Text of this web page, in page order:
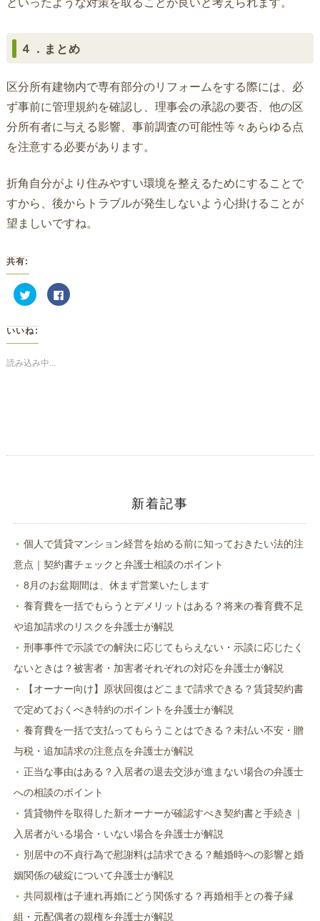
４．まとめ
区分所有建物内で専有部分のリフォームをする際には、必
ず事前に管理規約を確認し、理事会の承認の要否、他の区
分所有者に与える影響、事前調査の可能性等々あらゆる点
を注意する必要があります。
折角自分がより住みやすい環境を整えるためにすることで
すから、後からトラブルが発生しないよう心掛けることが
望ましいですね。
共有:
ク
リ
し
て
Twitter
共
有
開
Facebook
で
し
開
ま
す)
いいね:
読み込み中...
新着記事
個人で賃貸マンション経営を始める前に知っておきたい法的注
意点｜契約書チェックと弁護士相談のポイント
8月のお盆期間は、休まず営業いたします
養育費を一括でもらうとデメリットはある？将来の養育費不足
や追加請求のリスクを弁護士が解説
刑事事件で示談での解決に応じてもらえない・示談に応じたく
ないときは？被害者・加害者それぞれの対応を弁護士が解説
【オーナー向け】原状回復はどこまで請求できる？賃貸契約書
で定めておくべき特約のポイントを弁護士が解説
養育費を一括で支払ってもらうことはできる？未払い不安・贈
与税・追加請求の注意点を弁護士が解説
正当な事由はある？入居者の退去交渉が進まない場合の弁護士
への相談のポイント
賃貸物件を取得した新オーナーが確認すべき契約書と手続き｜
入居者がいる場合・いない場合を弁護士が解説
別居中の不貞行為で慰謝料は請求できる？離婚時への影響と婚
姻関係の破綻について弁護士が解説
共同親権は子連れ再婚にどう関係する？再婚相手との養子縁
組・元配偶者の親権を弁護士が解説